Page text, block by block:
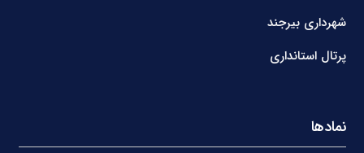
شهرداری بیرجند
پرتال استانداری
نمادها